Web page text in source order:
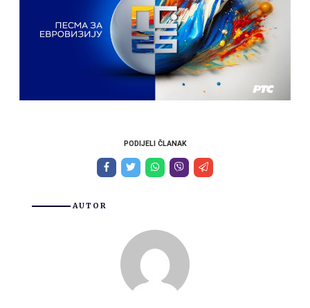
PODIJELI ČLANAK
AUTOR